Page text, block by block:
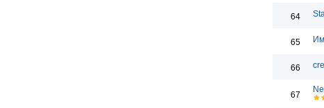
64
65
66
67